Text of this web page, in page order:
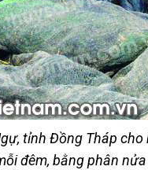
tỉnh Đồng Tháp
đêm, bằng phân